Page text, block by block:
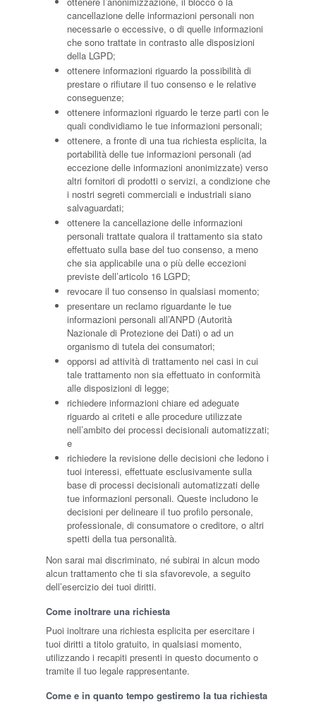
cancellazione delle informazioni personali non
necessarie o eccessive, o di quelle informazioni
che sono trattate in contrasto alle disposizioni
della LGPD;
ottenere informazioni riguardo la possibilità di
prestare o rifiutare il tuo consenso e le relative
conseguenze;
ottenere informazioni riguardo le terze parti con le
quali condividiamo le tue informazioni personali;
ottenere, a fronte di una tua richiesta esplicita, la
portabilità delle tue informazioni personali (ad
eccezione delle informazioni anonimizzate) verso
altri fornitori di prodotti o servizi, a condizione che
i nostri segreti commerciali e industriali siano
salvaguardati;
ottenere la cancellazione delle informazioni
personali trattate qualora il trattamento sia stato
effettuato sulla base del tuo consenso, a meno
che sia applicabile una o più delle eccezioni
previste dell’articolo 16 LGPD;
revocare il tuo consenso in qualsiasi momento;
presentare un reclamo riguardante le tue
informazioni personali all’ANPD (Autorità
Nazionale di Protezione dei Dati) o ad un
organismo di tutela dei consumatori;
opporsi ad attività di trattamento nei casi in cui
tale trattamento non sia effettuato in conformità
alle disposizioni di legge;
richiedere informazioni chiare ed adeguate
riguardo ai criteti e alle procedure utilizzate
nell’ambito dei processi decisionali automatizzati;
e
richiedere la revisione delle decisioni che ledono i
tuoi interessi, effettuate esclusivamente sulla
base di processi decisionali automatizzati delle
tue informazioni personali. Queste includono le
decisioni per delineare il tuo profilo personale,
professionale, di consumatore o creditore, o altri
spetti della tua personalità.
Non sarai mai discriminato, né subirai in alcun modo
alcun trattamento che ti sia sfavorevole, a seguito
dell’esercizio dei tuoi diritti.
Come inoltrare una richiesta
Puoi inoltrare una richiesta esplicita per esercitare i
tuoi diritti a titolo gratuito, in qualsiasi momento,
utilizzando i recapiti presenti in questo documento o
tramite il tuo legale rappresentante.
Come e in quanto tempo gestiremo la tua richiesta